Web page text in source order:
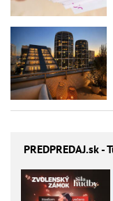
PREDPREDAJ.sk -